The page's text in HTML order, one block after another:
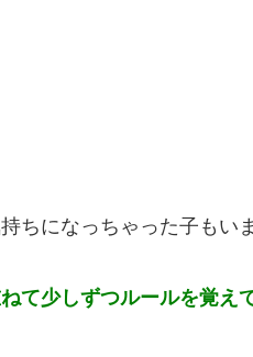
ちになっちゃった子もい
て少しずつルールを覚え